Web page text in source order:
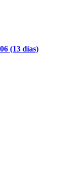
(13 días)